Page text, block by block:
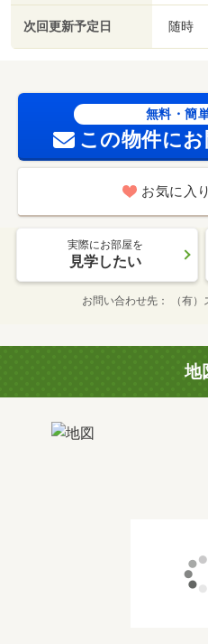
次回更新予定日 随時
無料・簡
この物件に
お気に入
実際にお部屋を
見学したい
お問い合わせ先 （有
地